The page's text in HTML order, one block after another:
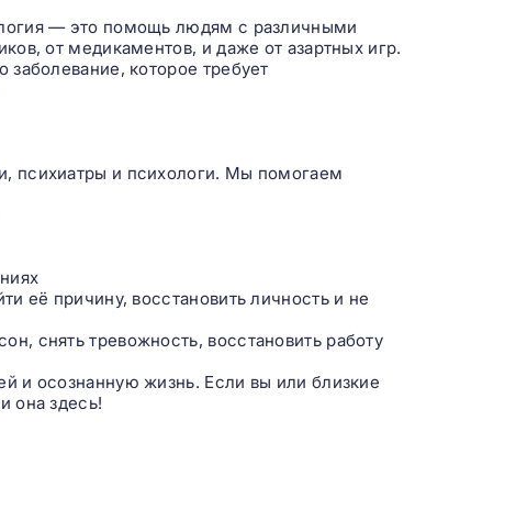
— это помощь людям с различными
от медикаментов, и даже от азартных игр.
которое требует
психиатры и психологи. Мы помогаем
её причину, восстановить личность и не
снять тревожность, восстановить работу
и осознанную жизнь. Если вы или близкие
она здесь!